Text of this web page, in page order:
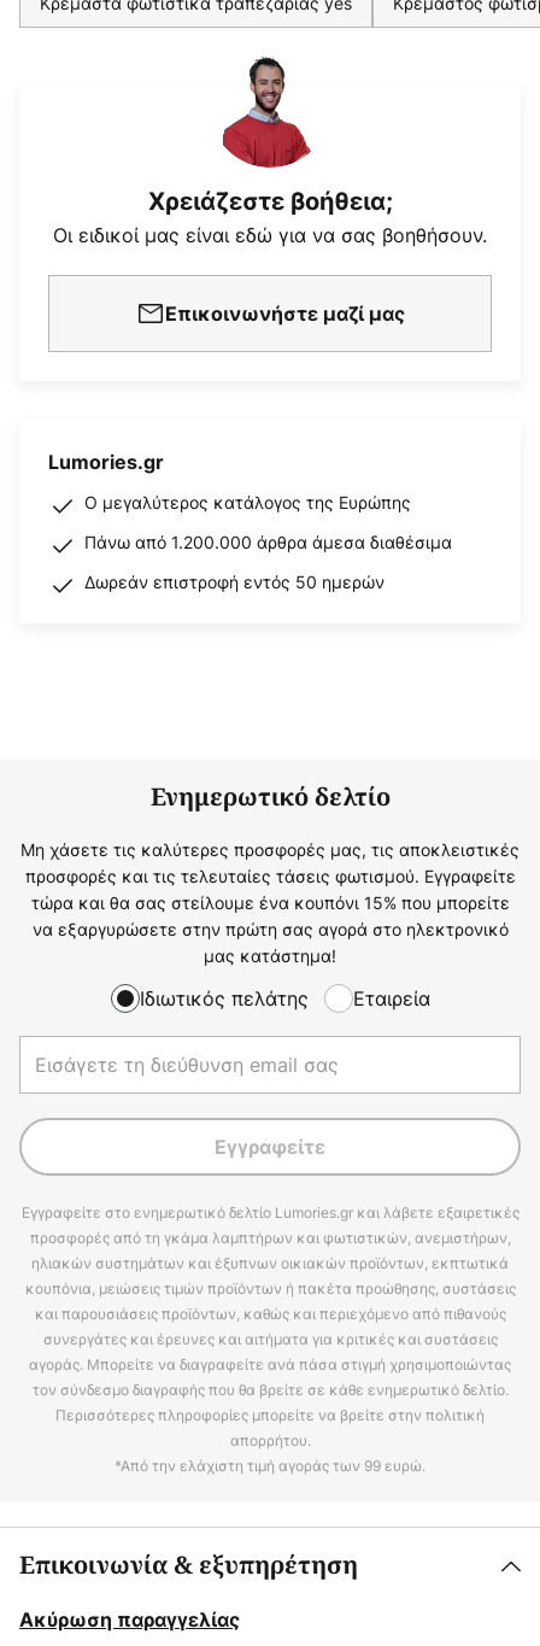
Χρειάζεστε βοήθεια;
Οι ειδικοί μας είναι εδώ για να σας βοηθήσουν.
Επικοινωνήστε μαζί μας
Lumories.gr
Ο μεγαλύτερος κατάλογος της Ευρώπης
Πάνω από 1.200.000 άρθρα άμεσα διαθέσιμα
Δωρεάν επιστροφή εντός 50 ημερών
Ενημερωτικό δελτίο
Μη χάσετε τις καλύτερες προσφορές μας, τις αποκλειστικές
προσφορές και τις τελευταίες τάσεις φωτισμού. Εγγραφείτε
τώρα και θα σας στείλουμε ένα κουπόνι 15% που μπορείτε
να εξαργυρώσετε στην πρώτη σας αγορά στο ηλεκτρονικό
μας κατάστημα!
Ιδιωτικός πελάτης Εταιρεία
Εγγραφείτε
Εγγραφείτε στο ενημερωτικό δελτίο Lumories.gr και λάβετε εξαιρετικές
προσφορές από τη γκάμα λαμπτήρων και φωτιστικών, ανεμιστήρων,
ηλιακών συστημάτων και έξυπνων οικιακών προϊόντων, εκπτωτικά
κουπόνια, μειώσεις τιμών προϊόντων ή πακέτα προώθησης, συστάσεις
και παρουσιάσεις προϊόντων, καθώς και περιεχόμενο από πιθανούς
συνεργάτες και έρευνες και αιτήματα για κριτικές και συστάσεις
αγοράς. Μπορείτε να διαγραφείτε ανά πάσα στιγμή χρησιμοποιώντας
τον σύνδεσμο διαγραφής που θα βρείτε σε κάθε ενημερωτικό δελτίο.
Περισσότερες πληροφορίες μπορείτε να βρείτε στην πολιτική
απορρήτου.
*Από την ελάχιστη τιμή αγοράς των 99 ευρώ.
Επικοινωνία & εξυπηρέτηση
Ακύρωση παραγγελίας